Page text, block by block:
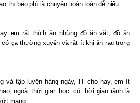
thì béo phì là chuyện hoàn toàn dễ hiểu.
em rất thích ăn những đồ ăn vặt, đồ ăn
ga thường xuyên và rất ít khi ăn rau trong
và tập luyện hàng ngày, H. cho hay, em ít
ngoài thời gian học, có thời gian rảnh là
mạng.